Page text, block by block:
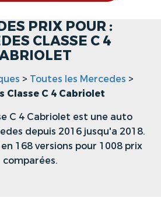
PRIX POUR :
CLASSE C 4
> Toutes les Mercedes >
Classe C 4 Cabriolet
C 4 Cabriolet est une auto
depuis 2016 jusqu'a 2018.
168 versions pour 1008 prix
comparées.